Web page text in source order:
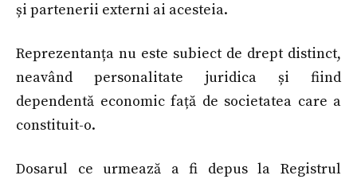
și partenerii externi ai acesteia.
Reprezentanța nu este subiect de drept distinct,
neavând personalitate juridica și fiind
dependentă economic față de societatea care a
constituit-o.
Dosarul ce urmează a fi depus la Registrul